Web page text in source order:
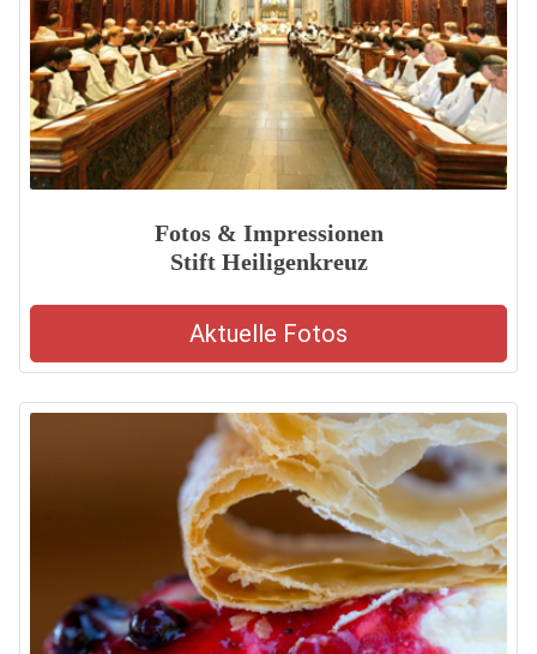
Fotos & Impressionen
Stift Heiligenkreuz
Aktuelle Fotos